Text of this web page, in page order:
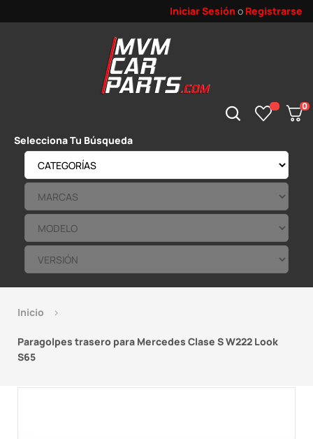
Iniciar Sesión o Registrarse
0
Selecciona Tu Búsqueda
Inicio
Paragolpes trasero para Mercedes Clase S W222 Look
S65